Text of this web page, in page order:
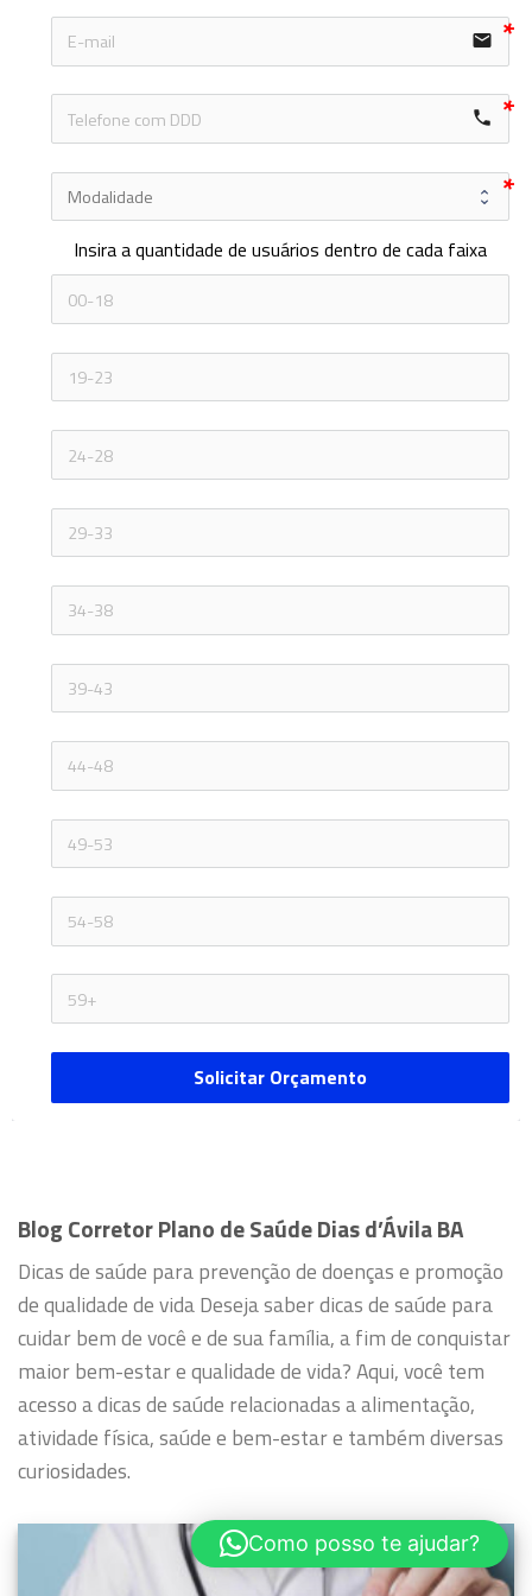
email
local_phone
Insira a quantidade de usuários dentro de cada faixa
Solicitar Orçamento
Blog Corretor Plano de Saúde Dias d’Ávila BA
Dicas de saúde para prevenção de doenças e promoção
de qualidade de vidaDeseja saber dicas de saúde para
cuidar bem de você e de sua família, a fim de conquistar
maior bem-estar e qualidade de vida?Aqui, você tem
acesso a dicas de saúde relacionadas a alimentação,
atividade física, saúde e bem-estar e também diversas
curiosidades.
Como posso te ajudar?